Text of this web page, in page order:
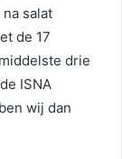
salat
de 17
drie
ISNA
wij dan